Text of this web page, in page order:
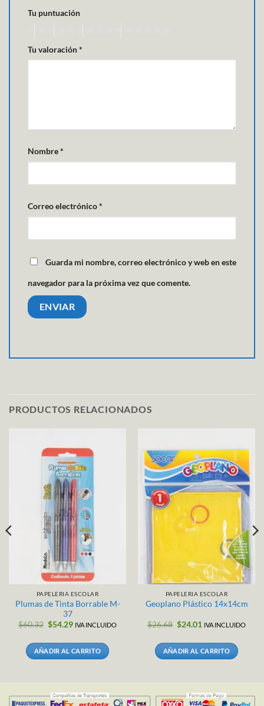
Tu puntuación
Tu valoración*
Nombre*
Correo electrónico*
Guarda mi nombre, correo electrónico y web en este
navegador para la próxima vez que comente.
PRODUCTOS RELACIONADOS
PAPELERIA ESCOLAR
Plumas de Tinta Borrable M-
37
$60.32 El
era:
$60.32.
$54.29El
es:
$54.29.
IVA INCLUIDO
AÑADIR AL CARRITO
PAPELERIA ESCOLAR
Geoplano Plástico 14x14cm
$26.68 El
era:
$26.68.
$24.01 El
es:
$24.01.
IVA INCLUIDO
AÑADIR AL CARRITO